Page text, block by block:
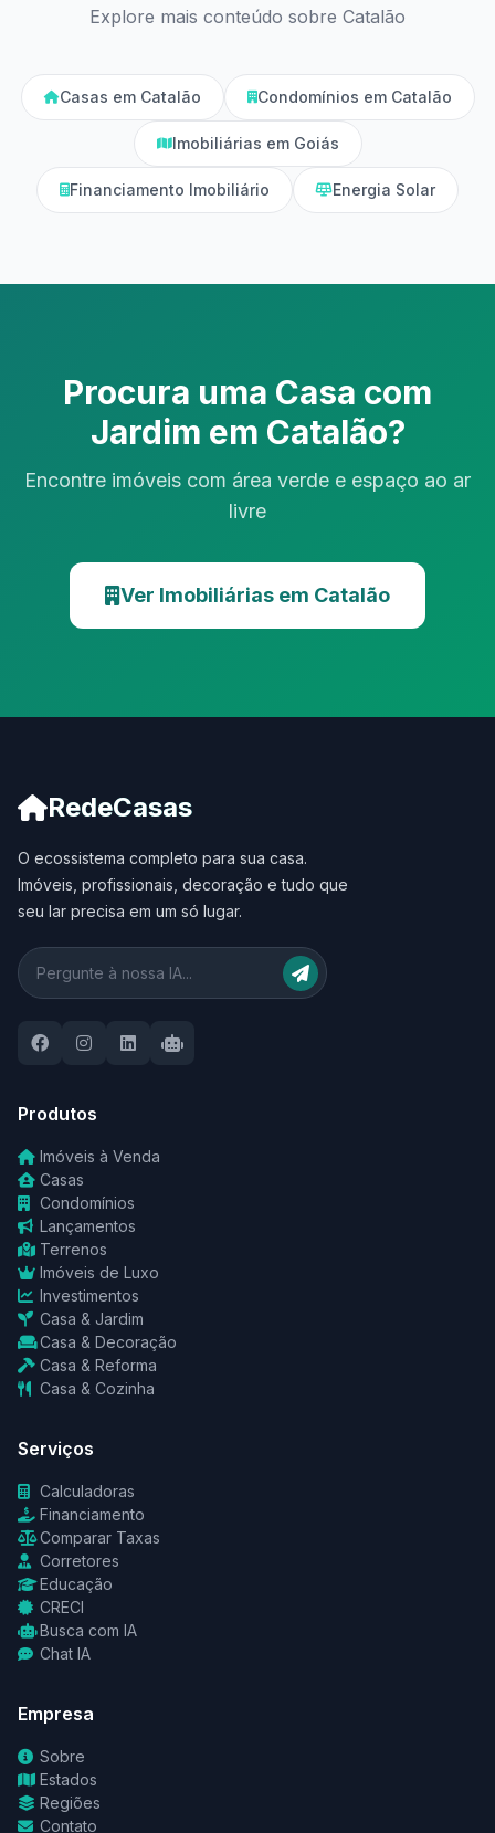
Explore mais conteúdo sobre Catalão
Casas em Catalão Condomínios em Catalão
Imobiliárias em Goiás
Financiamento Imobiliário Energia Solar
Procura uma Casa com
Jardim em Catalão?
Encontre imóveis com área verde e espaço ao ar
livre
Ver Imobiliárias em Catalão
RedeCasas
O ecossistema completo para sua casa.
Imóveis, profissionais, decoração e tudo que
seu lar precisa em um só lugar.
Produtos
Imóveis à Venda
Casas
Condomínios
Lançamentos
Terrenos
Imóveis de Luxo
Investimentos
Casa & Jardim
Casa & Decoração
Casa & Reforma
Casa & Cozinha
Serviços
Calculadoras
Financiamento
Comparar Taxas
Corretores
Educação
CRECI
Busca com IA
Chat IA
Empresa
Sobre
Estados
Regiões
Contato